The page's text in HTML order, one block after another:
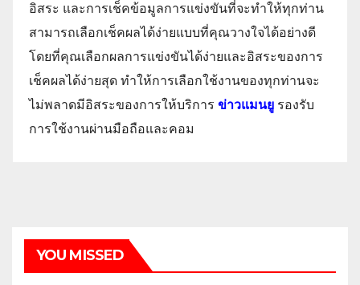
อิสระ และการเช็คข้อมูลการแข่งขันที่จะทำให้ทุกท่าน
สามารถเลือกเช็คผลได้ง่ายแบบที่คุณวางใจได้อย่างดี
โดยที่คุณเลือกผลการแข่งขันได้ง่ายและอิสระของการ
เช็คผลได้ง่ายสุด ทำให้การเลือกใช้งานของทุกท่านจะ
ไม่พลาดมีอิสระของการให้บริการ ข่าวแมนยู รองรับ
การใช้งานผ่านมือถือและคอม
YOU MISSED